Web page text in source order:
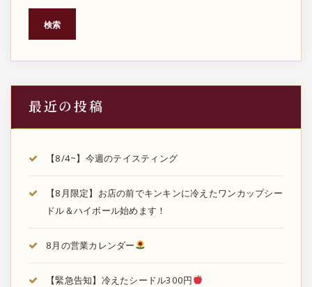
ジ
送
り
検索
最近の投稿
【8/4~】今週のテイスティング
【8月限定】お店の前でキンキンに冷えたワンカップシー
ドル＆ハイボール始めます！
8月の営業カレンダー
【緊急告知】冷えたシードル300円